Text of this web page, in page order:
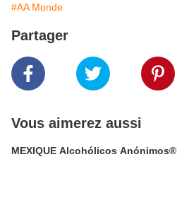
#AA Monde
Partager
Vous aimerez aussi
MEXIQUE Alcohólicos Anónimos®